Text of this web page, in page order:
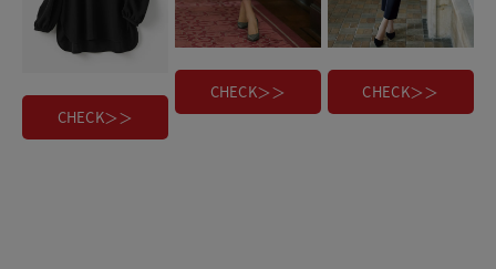
CHECK＞＞
CHECK＞＞ CHECK＞＞